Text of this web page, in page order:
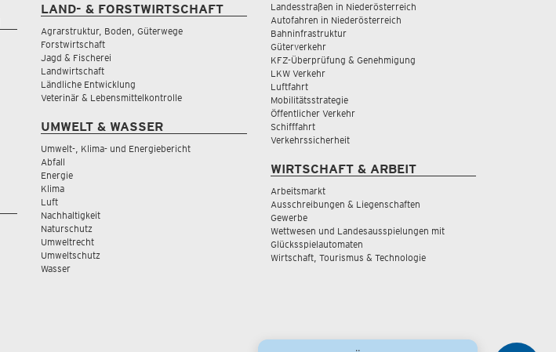
LAND- & FORSTWIRTSCHAFT
Agrarstruktur, Boden, Güterwege
Forstwirtschaft
Jagd & Fischerei
Landwirtschaft
Ländliche Entwicklung
Veterinär & Lebensmittelkontrolle
UMWELT & WASSER
Umwelt-, Klima- und Energiebericht
Abfall
Energie
Klima
Luft
Nachhaltigkeit
Naturschutz
Umweltrecht
Umweltschutz
Wasser
Landesstraßen in Niederösterreich
Autofahren in Niederösterreich
Bahninfrastruktur
Güterverkehr
KFZ-Überprüfung & Genehmigung
LKW Verkehr
Luftfahrt
Mobilitätsstrategie
Öffentlicher Verkehr
Schifffahrt
Verkehrssicherheit
WIRTSCHAFT & ARBEIT
Arbeitsmarkt
Ausschreibungen & Liegenschaften
Gewerbe
Wettwesen und Landesausspielungen mit
Glücksspielautomaten
Wirtschaft, Tourismus & Technologie